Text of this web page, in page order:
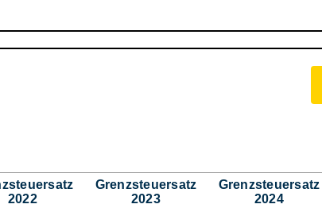
2022
Grenzsteuersatz
2023
Grenzsteuersatz
2024